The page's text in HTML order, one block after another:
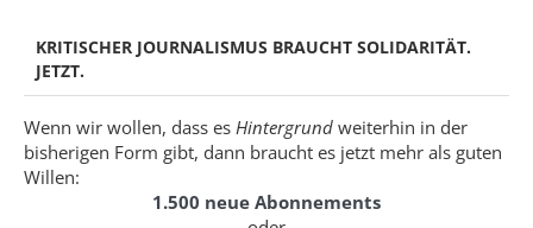
KRITISCHER JOURNALISMUS BRAUCHT SOLIDARITÄT.
JETZT.
Wenn wir wollen, dass es Hintergrund weiterhin in der
bisherigen Form gibt, dann braucht es jetzt mehr als guten
Willen:
1.500 neue Abonnements